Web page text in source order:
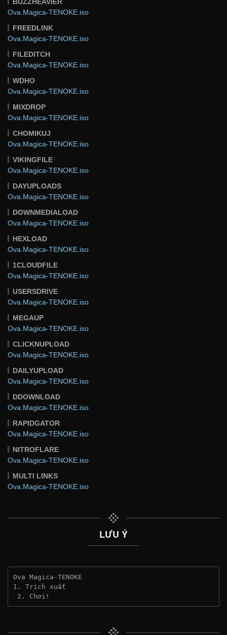
Ova.Magica-TENOKE.iso
FREEDLINK
Ova.Magica-TENOKE.iso
FILEDITCH
Ova.Magica-TENOKE.iso
WDHO
Ova.Magica-TENOKE.iso
MIXDROP
Ova.Magica-TENOKE.iso
CHOMIKUJ
Ova.Magica-TENOKE.iso
VIKINGFILE
Ova.Magica-TENOKE.iso
DAYUPLOADS
Ova.Magica-TENOKE.iso
DOWNMEDIALOAD
Ova.Magica-TENOKE.iso
HEXLOAD
Ova.Magica-TENOKE.iso
1CLOUDFILE
Ova.Magica-TENOKE.iso
USERSDRIVE
Ova.Magica-TENOKE.iso
MEGAUP
Ova.Magica-TENOKE.iso
CLICKNUPLOAD
Ova.Magica-TENOKE.iso
DAILYUPLOAD
Ova.Magica-TENOKE.iso
DDOWNLOAD
Ova.Magica-TENOKE.iso
RAPIDGATOR
Ova.Magica-TENOKE.iso
NITROFLARE
Ova.Magica-TENOKE.iso
MULTI LINKS
Ova.Magica-TENOKE.iso
LƯU Ý
Ova Magica-TENOKE
1. Trích xuất
2. Chơi!